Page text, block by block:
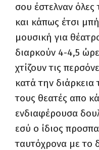
σου έστελναν όλες
και κάπως έτσι
μουσική για
διαρκούν 4-4,5
χτίζουν τις
κατά την
τους θεατές απο
ενδιαφέρουσα
εσύ ο ίδιος
ταυτόχρονα με το